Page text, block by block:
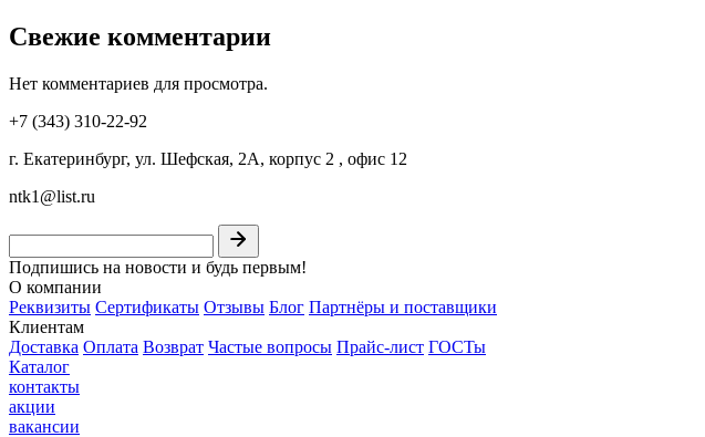
Свежие комментарии
Нет комментариев для просмотра.
+7 (343) 310-22-92
г. Екатеринбург, ул. Шефская, 2А, корпус 2 , офис 12
ntk1@list.ru
Подпишись на новости и будь первым!
О компании
Реквизиты Сертификаты Отзывы Блог Партнёры и поставщики
Клиентам
Доставка Оплата Возврат Частые вопросы Прайс-лист ГОСТы
Каталог
контакты
акции
вакансии